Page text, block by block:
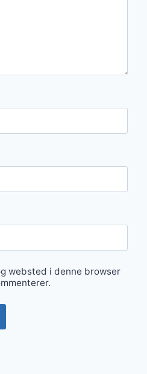
websted i denne browser